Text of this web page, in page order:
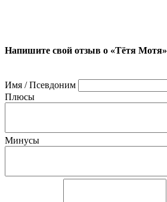
Напишите свой отзыв о «Тётя Мотя»
Имя / Псевдоним
Плюсы
Минусы